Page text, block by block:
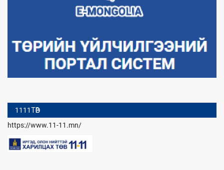
1111ТӨВ
https://www.11-11.mn/